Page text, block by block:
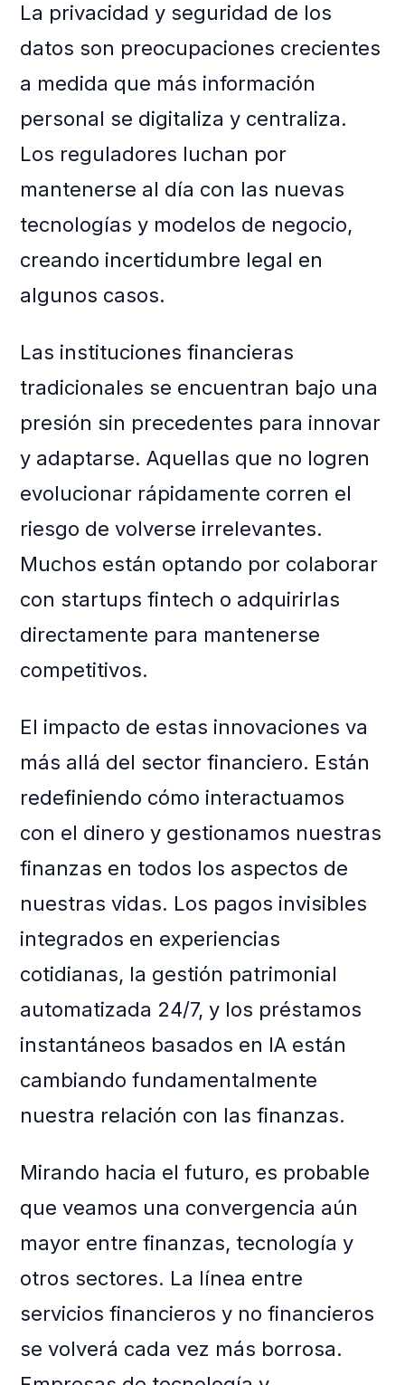
La privacidad y seguridad de los
datos son preocupaciones crecientes
a medida que más información
personal se digitaliza y centraliza.
Los reguladores luchan por
mantenerse al día con las nuevas
tecnologías y modelos de negocio,
creando incertidumbre legal en
algunos casos.
Las instituciones financieras
tradicionales se encuentran bajo una
presión sin precedentes para innovar
y adaptarse. Aquellas que no logren
evolucionar rápidamente corren el
riesgo de volverse irrelevantes.
Muchos están optando por colaborar
con startups fintech o adquirirlas
directamente para mantenerse
competitivos.
El impacto de estas innovaciones va
más allá del sector financiero. Están
redefiniendo cómo interactuamos
con el dinero y gestionamos nuestras
finanzas en todos los aspectos de
nuestras vidas. Los pagos invisibles
integrados en experiencias
cotidianas, la gestión patrimonial
automatizada 24/7, y los préstamos
instantáneos basados en IA están
cambiando fundamentalmente
nuestra relación con las finanzas.
Mirando hacia el futuro, es probable
que veamos una convergencia aún
mayor entre finanzas, tecnología y
otros sectores. La línea entre
servicios financieros y no financieros
se volverá cada vez más borrosa.